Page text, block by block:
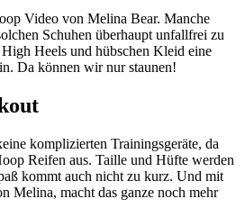
Video von Melina Bear. Manche
Schuhen überhaupt unfallfrei zu
Heels und hübschen Kleid eine
Da können wir nur staunen!
komplizierten Trainingsgeräte, da
Reifen aus. Taille und Hüfte werden
kommt auch nicht zu kurz. Und mit
Melina, macht das ganze noch mehr